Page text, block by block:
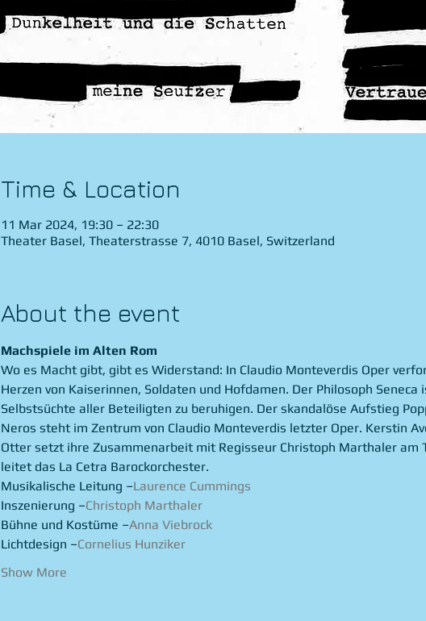
Time & Location
11 Mar 2024, 19:30 – 22:30
Theater Basel, Theaterstrasse 7, 4010 Basel, Switzerland
About the event
Machspiele im Alten Rom
Wo es Macht gibt, gibt es Widerstand: In Claudio Monteverdis Oper
Herzen von Kaiserinnen, Soldaten und Hofdamen. Der Philosoph
Selbstsüchte aller Beteiligten zu beruhigen. Der skandalöse Aufstieg
Neros steht im Zentrum von Claudio Monteverdis letzter Oper. Kerstin
Otter setzt ihre Zusammenarbeit mit Regisseur Christoph Marthaler am
leitet das La Cetra Barockorchester.
Musikalische Leitung –Laurence Cummings
Inszenierung –Christoph Marthaler
Bühne und Kostüme –Anna Viebrock
Lichtdesign –Cornelius Hunziker
Show More